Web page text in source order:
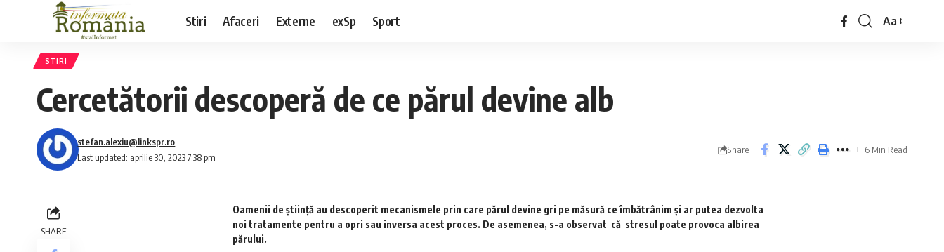
Stiri Afaceri Externe exSp Sport Aa
STIRI
Cercetătorii descoperă de ce părul devine alb
Last updated: aprilie 30, 2023 7:38 pm
stefan.alexiu@linkspr.ro
Share 6 Min Read
SHARE
Oamenii de știință au descoperit mecanismele prin care părul devine gri pe măsură ce îmbătrânim și ar putea dezvolta
noi tratamente pentru a opri sau inversa acest proces. De asemenea, s-a observat că stresul poate provoca albirea
părului.